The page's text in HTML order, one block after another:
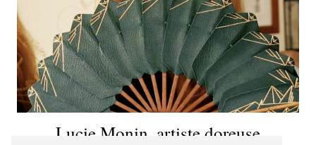
Lucie Monin, artiste doreuse